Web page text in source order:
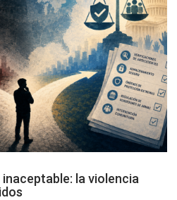
la violencia